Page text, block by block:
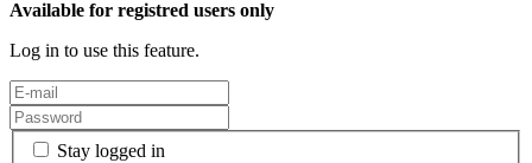
Available for registred users only
Log in to use this feature.
Stay logged in